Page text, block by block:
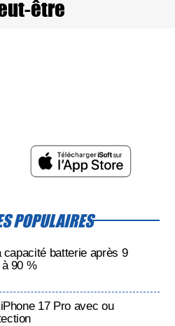
être
POPULAIRES
batterie après 9
90 %
17 Pro avec ou